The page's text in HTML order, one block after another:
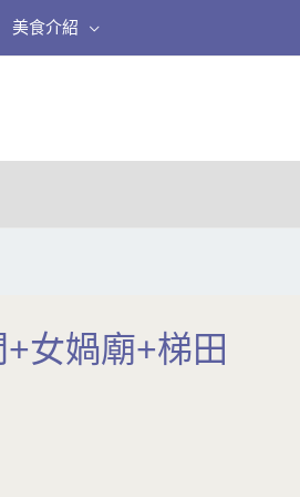
美食介紹
女媧廟+梯田